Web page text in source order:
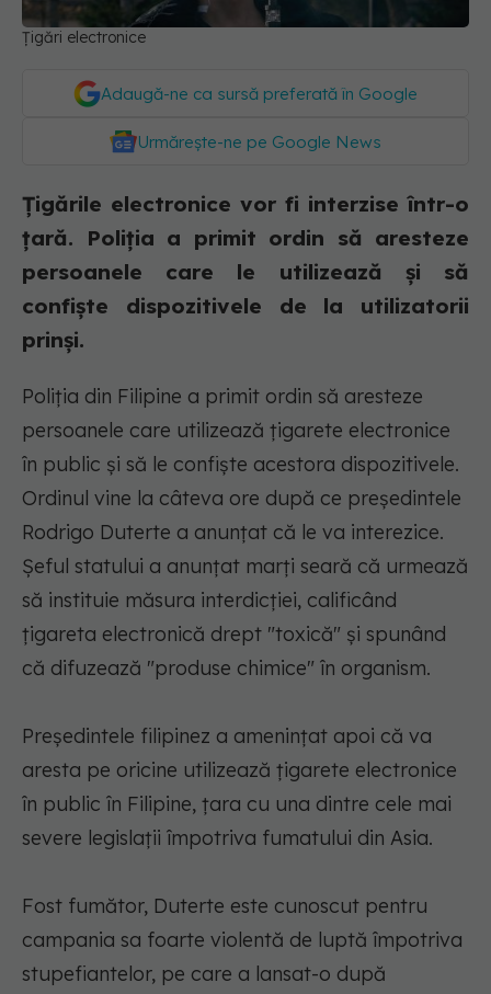
Țigări electronice
Adaugă-ne ca sursă preferată în Google
Urmărește-ne pe Google News
Țigările electronice vor fi interzise într-o
țară. Poliția a primit ordin să aresteze
persoanele care le utilizează și să
confiște dispozitivele de la utilizatorii
prinși.
Poliţia din Filipine a primit ordin să aresteze
persoanele care utilizează ţigarete electronice
în public şi să le confişte acestora dispozitivele.
Ordinul vine la câteva ore după ce preşedintele
Rodrigo Duterte a anunţat că le va interezice.
Şeful statului a anunţat marţi seară că urmează
să instituie măsura interdicţiei, calificând
ţigareta electronică drept "toxică" şi spunând
că difuzează "produse chimice" în organism.
Preşedintele filipinez a ameninţat apoi că va
aresta pe oricine utilizează ţigarete electronice
în public în Filipine, ţara cu una dintre cele mai
severe legislaţii împotriva fumatului din Asia.
Fost fumător, Duterte este cunoscut pentru
campania sa foarte violentă de luptă împotriva
stupefiantelor, pe care a lansat-o după